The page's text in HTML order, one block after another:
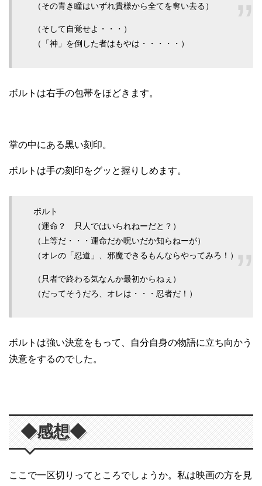
（その青き瞳はいずれ貴様から全てを奪い去る）
（そして自覚せよ・・・）
（「神」を倒した者はもやは・・・・・）
ボルトは右手の包帯をほどきます。
掌の中にある黒い刻印。
ボルトは手の刻印をグッと握りしめます。
ボルト
（運命？ 只人ではいられねーだと？）
（上等だ・・・運命だか呪いだか知らねーが）
（オレの「忍道」、邪魔できるもんならやってみろ！）
（只者で終わる気なんか最初からねぇ）
（だってそうだろ、オレは・・・忍者だ！）
ボルトは強い決意をもって、自分自身の物語に立ち向かう
決意をするのでした。
◆感想◆
ここで一区切りってところでしょうか。私は映画の方を見